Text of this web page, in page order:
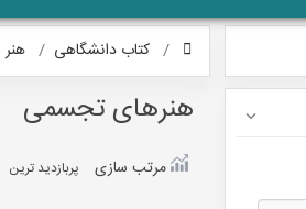
کتاب دانشگاهی
هنرهای تجسمی
مرتب سازی پربازديد ترين